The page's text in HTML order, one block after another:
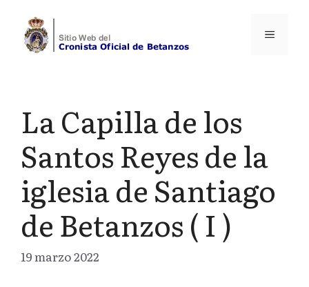
contenido
Menú
La Capilla de los
Santos Reyes de la
iglesia de Santiago
de Betanzos ( I )
19 marzo 2022